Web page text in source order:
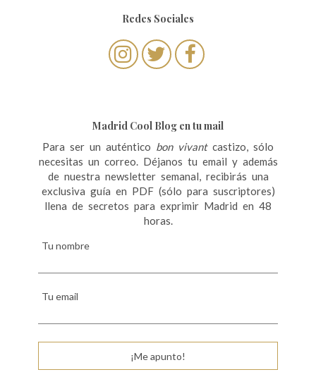
Redes Sociales
Madrid Cool Blog en tu mail
Para ser un auténtico bon vivantcastizo, sólo
necesitas un correo. Déjanos tu email y además
de nuestra newsletter semanal, recibirás una
exclusiva guía en PDF (sólo para suscriptores)
llena de secretos para exprimir Madrid en 48
horas.
Tu nombre
Tu email
¡Me apunto!